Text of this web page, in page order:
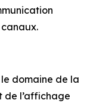
domaine de la
de l’affichage